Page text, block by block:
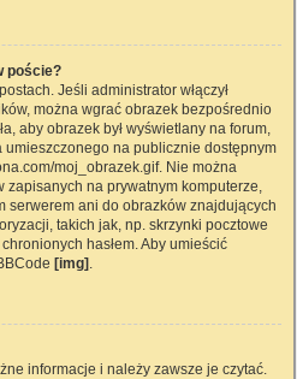
poście?
Jeśli administrator włączył
można wgrać obrazek bezpośrednio
aby obrazek był wyświetlany na forum,
na publicznie dostępnym
moj_obrazek.gif. Nie można
na prywatnym komputerze,
serwerem ani do obrazków znajdujących
takich jak, np. skrzynki pocztowe
hasłem. Aby umieścić
[img] .
informacje i należy zawsze je czytać.